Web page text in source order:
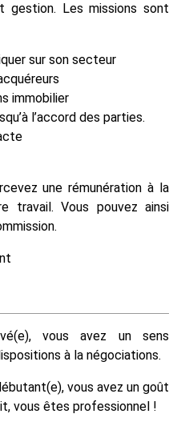
Les missions sont
sur son secteur
immobilier
l’accord des parties.
une rémunération à la
travail. Vous pouvez ainsi
vous avez un sens
à la négociations.
vous avez un goût
vous êtes professionnel !